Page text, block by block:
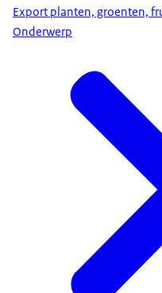
Export planten, groenten,
Onderwerp